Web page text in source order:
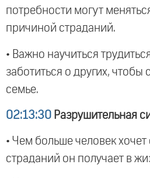
потребности могут
причиной страданий.
• Важно научиться
заботиться о других, чтобы
семье.
02:13:30 Разрушительная
• Чем больше человек
страданий он получает в